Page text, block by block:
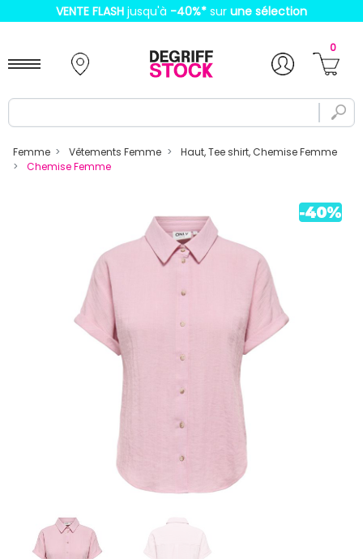
VENTE FLASH jusqu'à -40%* sur une sélection
0
Femme Vêtements Femme
Haut, Tee shirt, Chemise Femme
Chemise Femme